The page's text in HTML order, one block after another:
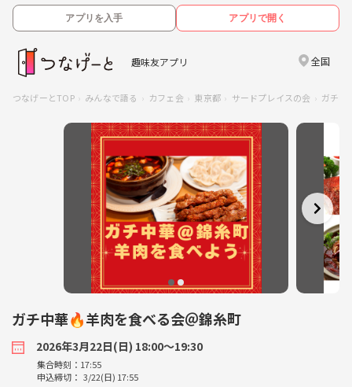
アプリを入手 アプリで開く
趣味友アプリ 全国
つなげーとTOP みんなで語る カフェ会 東京都 サードプレイスの会 ガチ中
ガチ中華🔥羊肉を食べる会＠錦糸町
2026年3月22日(日) 18:00〜19:30
集合時刻：17:55
申込締切： 3/22(日) 17:55